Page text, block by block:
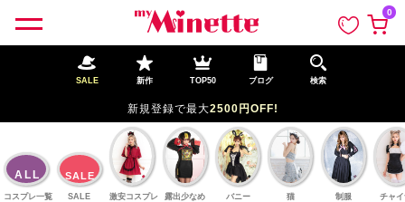
0
SALE 新作 TOP50 ブログ 検索
(※土日祝は12時まで)
ALL
コスプレ一覧
SALE
SALE 激安コスプレ 露出少なめ バニー 猫 制服 チャ
ペー
ジト
ップ